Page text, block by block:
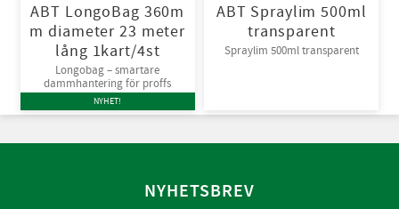
ABT LongoBag 360m
m diameter 23 meter
lång 1kart/4st
Longobag – smartare
dammhantering för proffs
NYHET!
ABT Spraylim 500ml
transparent
Spraylim 500ml transparent
NYHETSBREV